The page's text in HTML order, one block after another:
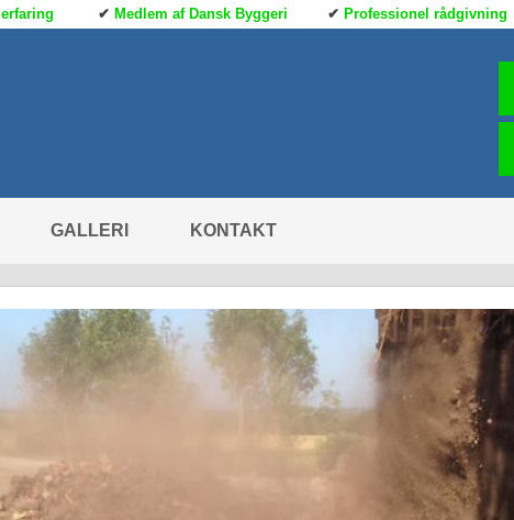
✔ Medlem af Dansk Byggeri ✔ Professionel rådgivning
GALLERI KONTAKT